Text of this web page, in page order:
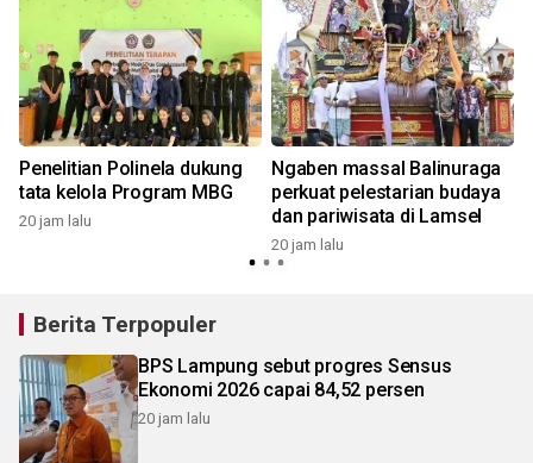
Penelitian Polinela dukung
tata kelola Program MBG
20 jam lalu
Ngaben massal Balinuraga
perkuat pelestarian budaya
dan pariwisata di Lamsel
20 jam lalu
Berita Terpopuler
BPS Lampung sebut progres Sensus
Ekonomi 2026 capai 84,52 persen
20 jam lalu